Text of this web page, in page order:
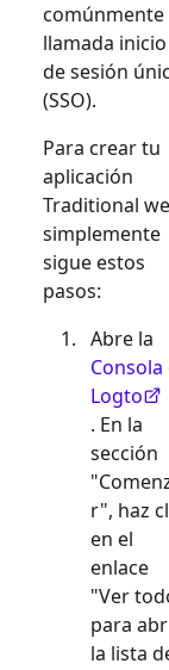
comúnmente
llamada inicio
de sesión
(SSO).
Para crear tu
aplicación
Traditional
simplemente
sigue estos
pasos:
Abre la
Consola
Logto
. En la
sección
r", haz
en el
enlace
"Ver
para
la lista